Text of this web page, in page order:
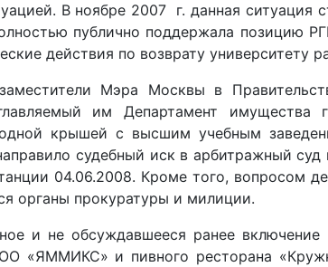
В ноябре 2007 г. данная
публично поддержала позицию
действия по возврату университету
Мэра Москвы в
им Департамент
крышей с высшим учебным
судебный иск в арбитражный
04.06.2008. Кроме того, вопросом
органы прокуратуры и милиции.
и не обсуждавшееся ранее
«ЯММИКС» и пивного ресторана